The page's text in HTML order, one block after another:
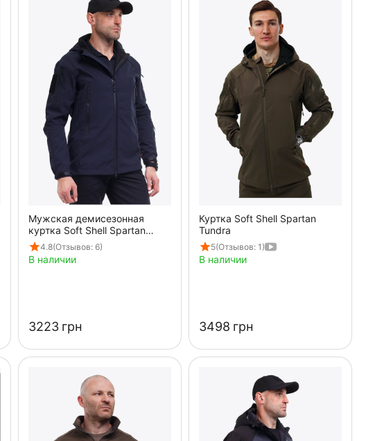
Мужская демисезонная
куртка Soft Shell Spartan
Navy
4.8(Отзывов: 6)
В наличии
‍3223‍ грн
Куртка Soft Shell Spartan
Tundra
5(Отзывов: 1)
В наличии
‍3498‍ грн